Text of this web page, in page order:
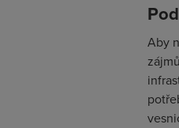
Aby